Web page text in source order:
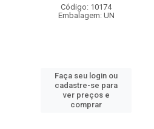
Código: 10174
Embalagem: UN
Faça seu login ou
cadastre-se para
ver preços e
comprar